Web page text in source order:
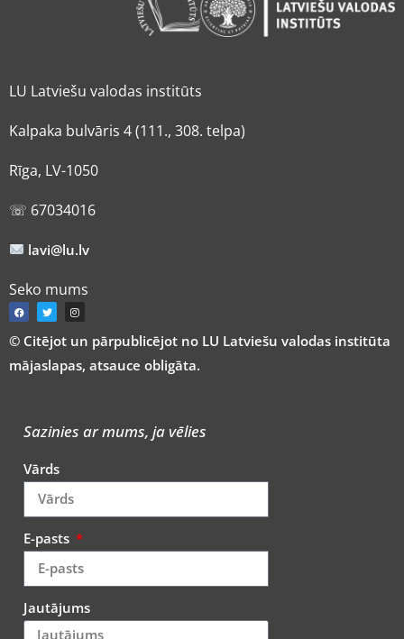
LU Latviešu valodas institūts
Kalpaka bulvāris 4 (111., 308. telpa)
Rīga, LV-1050
☏ 67034016
lavi@lu.lv
Seko mums
© Citējot un pārpublicējot no LU Latviešu valodas institūta
mājaslapas, atsauce obligāta.
Sazinies ar mums, ja vēlies
Vārds
E-pasts
Jautājums